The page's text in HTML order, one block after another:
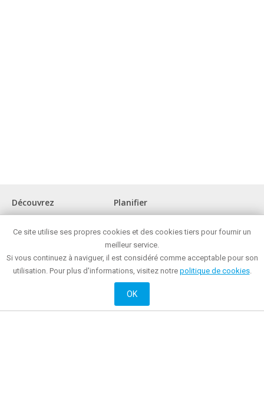
Découvrez
Musées et lieux d'intérêt
Réunions et congrès
Mataró toute l'année
Planifier
Office de tourisme
Où manger?
Où faire des achats ?
Mataró la nuit
Ce site utilise ses propres cookies et des cookies tiers pour fournir un
meilleur service.
Si vous continuez à naviguer, il est considéré comme acceptable pour son
utilisation. Pour plus d'informations, visitez notre politique de cookies.
OK